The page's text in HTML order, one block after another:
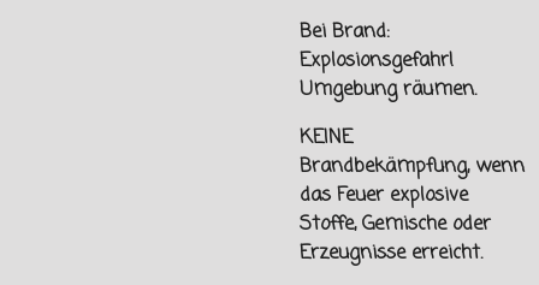
Bei Brand:
Explosionsgefahr!
Umgebung räumen.
KEINE
Brandbekämpfung, wenn
das Feuer explosive
Stoffe, Gemische oder
Erzeugnisse erreicht.